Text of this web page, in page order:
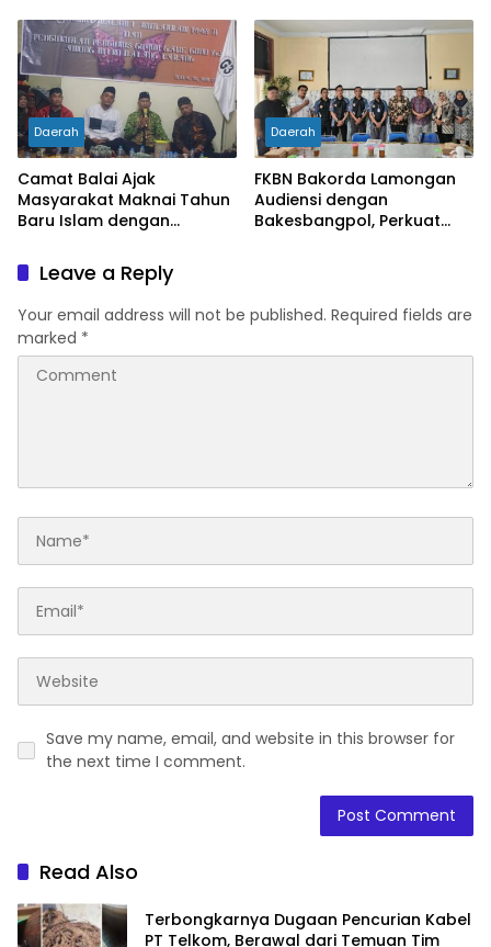
Daerah
Camat Balai Ajak
Masyarakat Maknai Tahun
Baru Islam dengan
Kebersamaan
Daerah
FKBN Bakorda Lamongan
Audiensi dengan
Bakesbangpol, Perkuat
Leave a Reply
Your email address will not be published. Required fields are
marked *
Save my name, email, and website in this browser for
the next time I comment.
Read Also
Terbongkarnya Dugaan Pencurian Kabel
PT Telkom, Berawal dari Temuan Tim